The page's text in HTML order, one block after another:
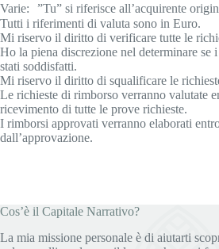
Varie: ”Tu” si riferisce all’acquirente
Tutti i riferimenti di valuta sono in Euro.
Mi riservo il diritto di verificare tutte le
Ho la piena discrezione nel determinare se
stati soddisfatti.
Mi riservo il diritto di squalificare le
Le richieste di rimborso verranno valutate
ricevimento di tutte le prove richieste.
I rimborsi approvati verranno elaborati
dall’approvazione.
Cos’è il Capitale Narrativo?
La mia missione personale è di aiutarti